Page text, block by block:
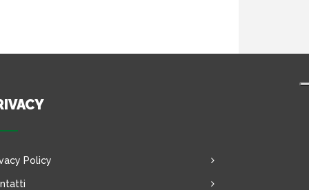
Policy